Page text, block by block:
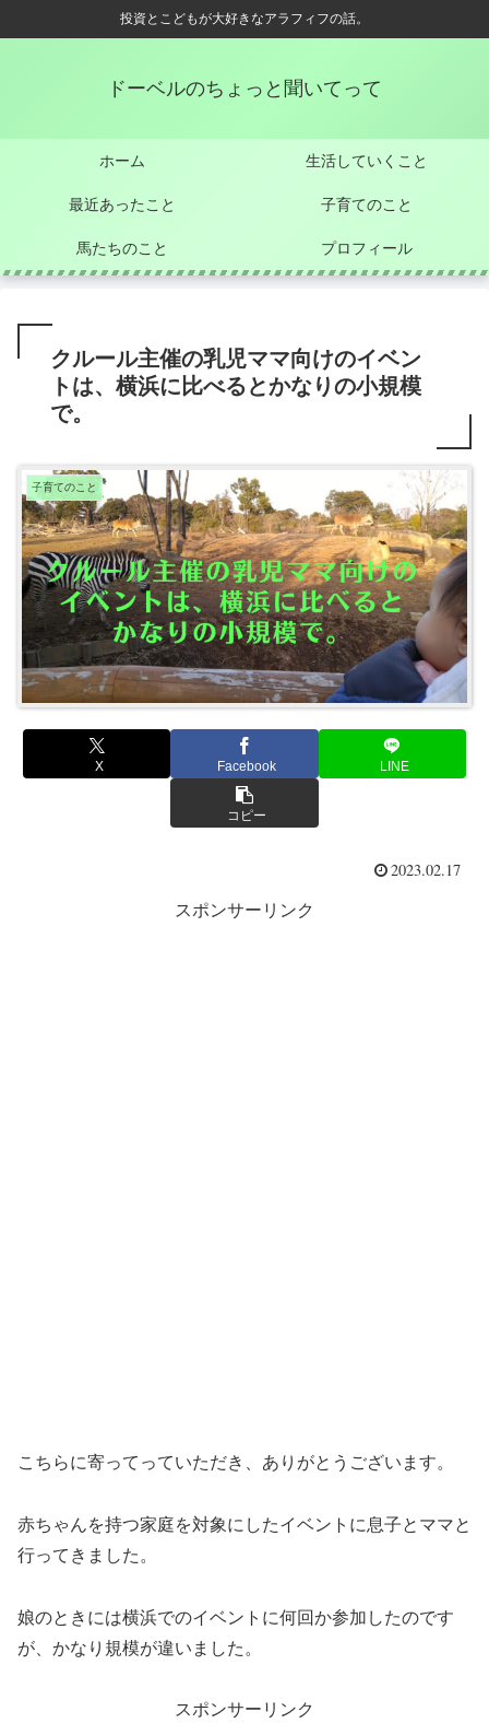
投資とこどもが大好きなアラフィフの話。
ドーベルのちょっと聞いてって
ホーム 生活していくこと
最近あったこと 子育てのこと
馬たちのこと プロフィール
クルール主催の乳児ママ向けのイベン
トは、横浜に比べるとかなりの小規模
で。
子育てのこと
X Facebook LINE
コピー
2023.02.17
スポンサーリンク
こちらに寄ってっていただき、ありがとうございます。
赤ちゃんを持つ家庭を対象にしたイベントに息子とママと
行ってきました。
娘のときには横浜でのイベントに何回か参加したのです
が、かなり規模が違いました。
スポンサーリンク